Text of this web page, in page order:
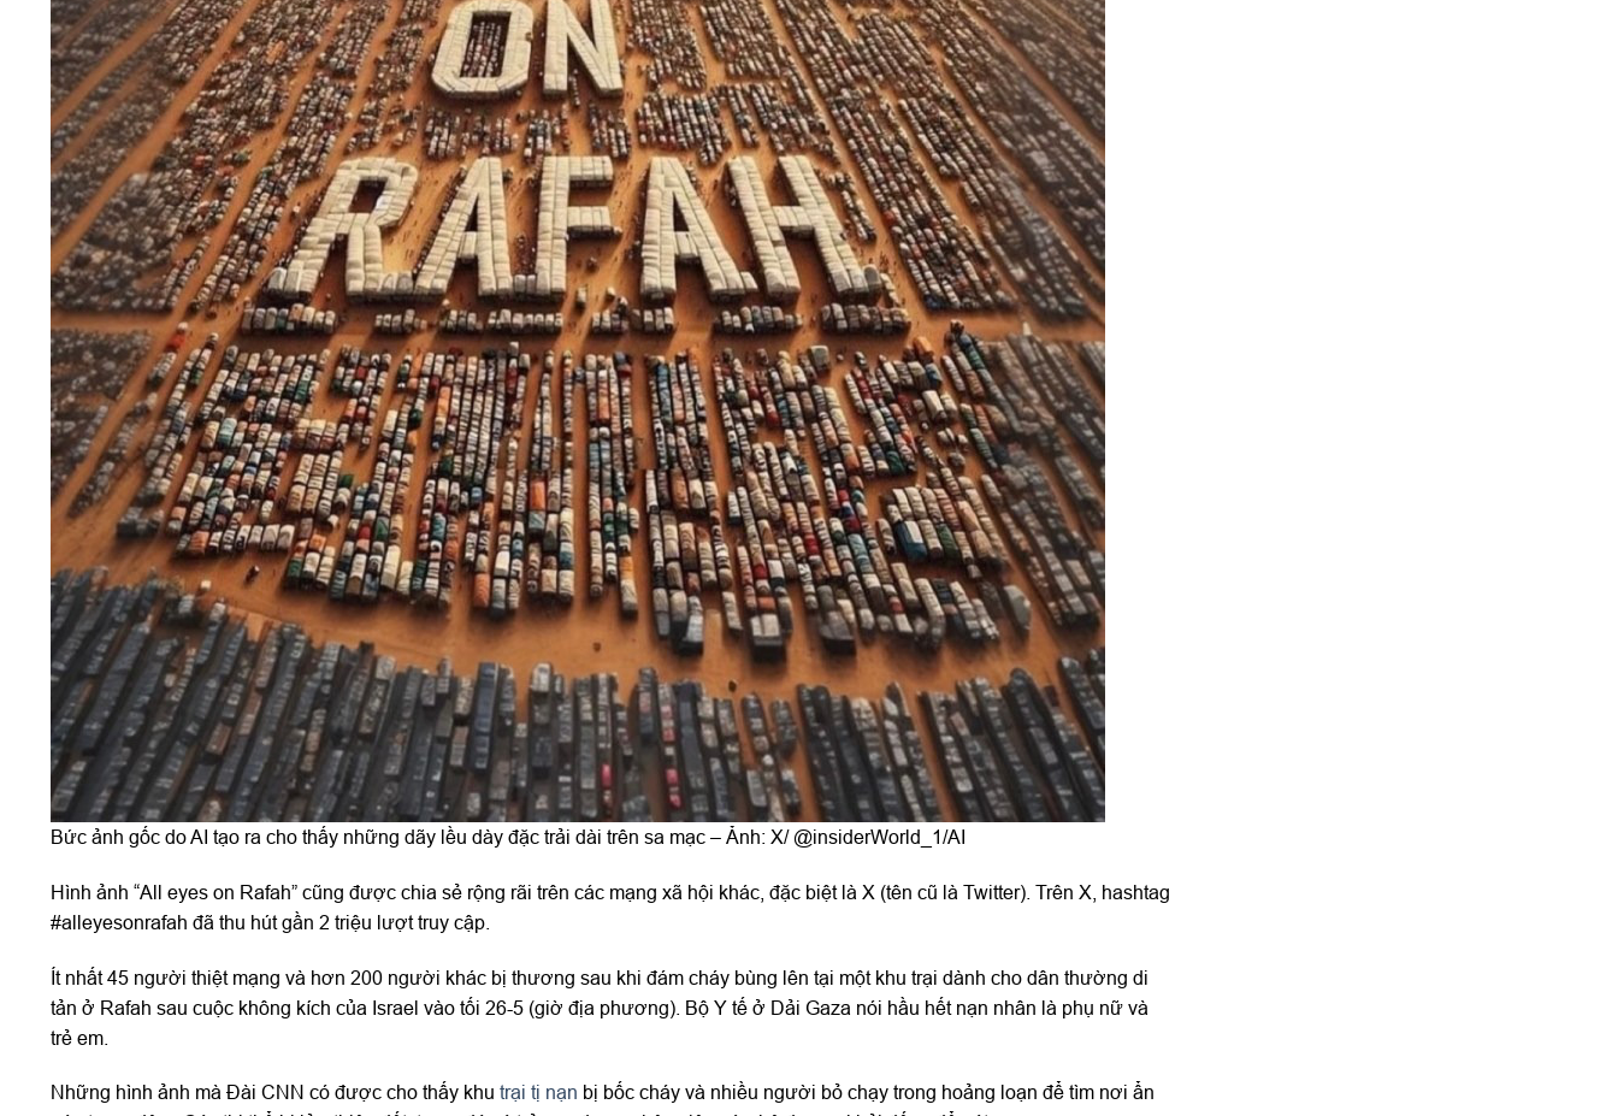
Bức ảnh gốc do AI tạo ra cho thấy những dãy lều dày đặc trải dài trên sa mạc – Ảnh: X/ @insiderWorld_1/AI
Hình ảnh “All eyes on Rafah” cũng được chia sẻ rộng rãi trên các mạng xã hội khác, đặc biệt là X (tên cũ là Twitter). Trên X, hashtag
#alleyesonrafah đã thu hút gần 2 triệu lượt truy cập.
Ít nhất 45 người thiệt mạng và hơn 200 người khác bị thương sau khi đám cháy bùng lên tại một khu trại dành cho dân thường di
tản ở Rafah sau cuộc không kích của Israel vào tối 26-5 (giờ địa phương). Bộ Y tế ở Dải Gaza nói hầu hết nạn nhân là phụ nữ và
trẻ em.
Những hình ảnh mà Đài CNN có được cho thấy khu trại tị nạn bị bốc cháy và nhiều người bỏ chạy trong hoảng loạn để tìm nơi ẩn